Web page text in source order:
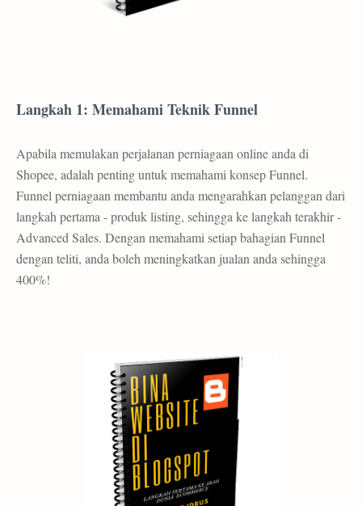
Langkah 1: Memahami Teknik Funnel
Apabila memulakan perjalanan perniagaan online anda di
Shopee, adalah penting untuk memahami konsep Funnel.
Funnel perniagaan membantu anda mengarahkan pelanggan dari
langkah pertama - produk listing, sehingga ke langkah terakhir -
Advanced Sales. Dengan memahami setiap bahagian Funnel
dengan teliti, anda boleh meningkatkan jualan anda sehingga
400%!